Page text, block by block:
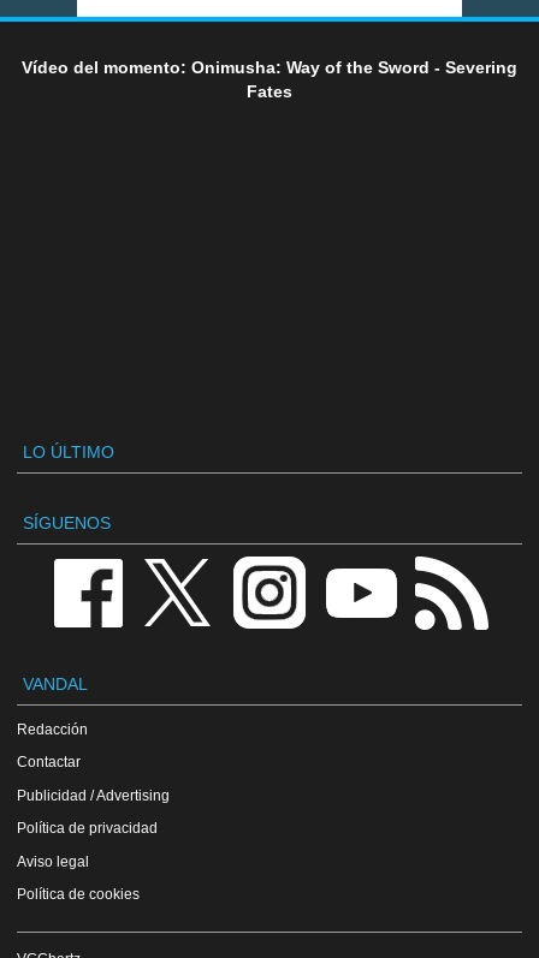
Vídeo del momento: Onimusha: Way of the Sword - Severing
Fates
LO ÚLTIMO
SÍGUENOS
VANDAL
Redacción
Contactar
Publicidad / Advertising
Política de privacidad
Aviso legal
Política de cookies